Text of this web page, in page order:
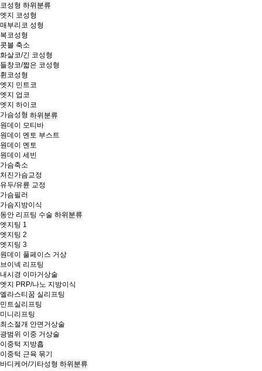
코성형 하위분류
엣지 코성형
매부리코 성형
복코성형
콧볼 축소
화살코/긴 코성형
들창코/짧은 코성형
휜코성형
엣지 민트코
엣지 업코
엣지 하이코
가슴성형 하위분류
원데이 모티바
원데이 멘토 부스트
원데이 멘토
원데이 세빈
가슴축소
처진가슴교정
유두/유륜 교정
가슴필러
가슴지방이식
동안 리프팅 수술 하위분류
엣지팅 1
엣지팅 2
엣지팅 3
원데이 풀페이스 거상
브이넥 리프팅
내시경 이마거상술
엣지 PRP/나노 지방이식
엘라스티꿈 실리프팅
민트실리프팅
미니리프팅
최소절개 안면거상술
광범위 이중 거상술
이중턱 지방흡
이중턱 근육 묶기
바디케어/기타성형 하위분류